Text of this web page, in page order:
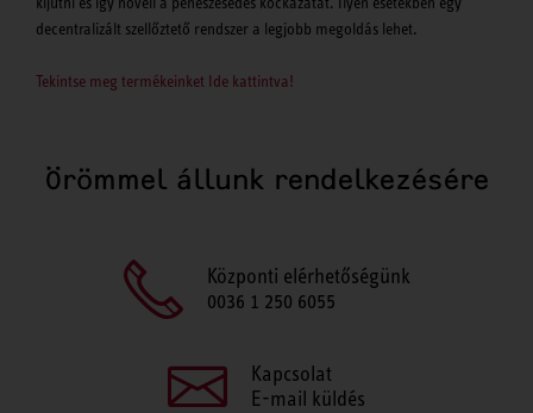
decentralizált szellőztető rendszer a legjobb megoldás lehet.
Tekintse meg termékeinket Ide kattintva!
Örömmel állunk rendelkezésére
Központi elérhetőségünk
0036 1 250 6055
Kapcsolat
E-mail küldés